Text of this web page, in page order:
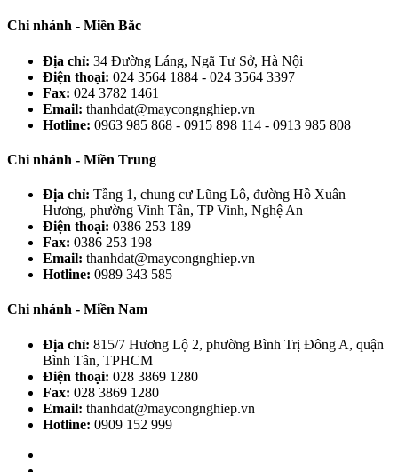
Chi nhánh - Miền Bắc
Địa chỉ: 34 Đường Láng, Ngã Tư Sở, Hà Nội
Điện thoại: 024 3564 1884 - 024 3564 3397
Fax: 024 3782 1461
Email: thanhdat@maycongnghiep.vn
Hotline: 0963 985 868 - 0915 898 114 - 0913 985 808
Chi nhánh - Miền Trung
Địa chỉ: Tầng 1, chung cư Lũng Lô, đường Hồ Xuân
Hương, phường Vinh Tân, TP Vinh, Nghệ An
Điện thoại: 0386 253 189
Fax: 0386 253 198
Email: thanhdat@maycongnghiep.vn
Hotline: 0989 343 585
Chi nhánh - Miền Nam
Địa chỉ: 815/7 Hương Lộ 2, phường Bình Trị Đông A, quận
Bình Tân, TPHCM
Điện thoại: 028 3869 1280
Fax: 028 3869 1280
Email: thanhdat@maycongnghiep.vn
Hotline: 0909 152 999